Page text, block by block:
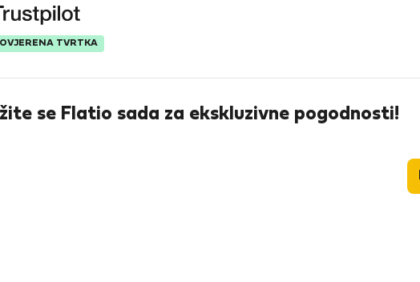
TVRTKA
se Flatio sada za ekskluzivne pogodnosti!